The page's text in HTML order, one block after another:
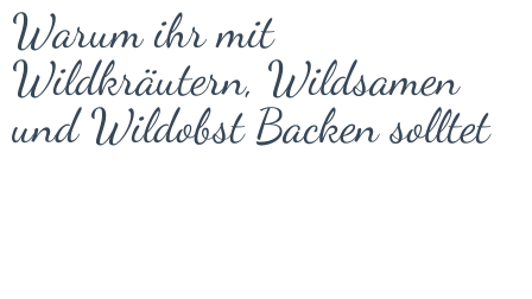
Warum ihr mit
Wildkräutern, Wildsamen
und Wildobst Backen solltet